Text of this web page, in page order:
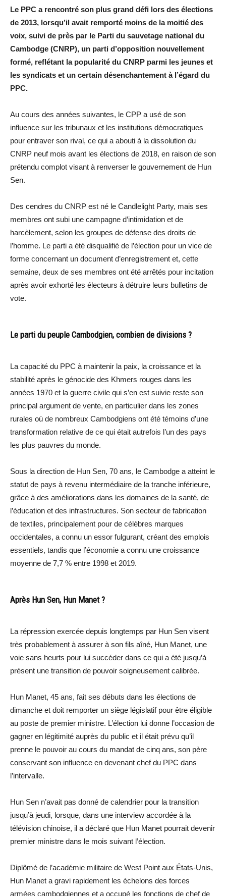
Le PPC a rencontré son plus grand défi lors des élections
de 2013, lorsqu’il avait remporté moins de la moitié des
voix, suivi de près par le Parti du sauvetage national du
Cambodge (CNRP), un parti d’opposition nouvellement
formé, reflétant la popularité du CNRP parmi les jeunes et
les syndicats et un certain désenchantement à l’égard du
PPC.
Au cours des années suivantes, le CPP a usé de son
influence sur les tribunaux et les institutions démocratiques
pour entraver son rival, ce qui a abouti à la dissolution du
CNRP neuf mois avant les élections de 2018, en raison de son
prétendu complot visant à renverser le gouvernement de Hun
Sen.
Des cendres du CNRP est né le Candlelight Party, mais ses
membres ont subi une campagne d’intimidation et de
harcèlement, selon les groupes de défense des droits de
l’homme. Le parti a été disqualifié de l’élection pour un vice de
forme concernant un document d’enregistrement et, cette
semaine, deux de ses membres ont été arrêtés pour incitation
après avoir exhorté les électeurs à détruire leurs bulletins de
vote.
Le parti du peuple Cambodgien, combien de divisions ?
La capacité du PPC à maintenir la paix, la croissance et la
stabilité après le génocide des Khmers rouges dans les
années 1970 et la guerre civile qui s’en est suivie reste son
principal argument de vente, en particulier dans les zones
rurales où de nombreux Cambodgiens ont été témoins d’une
transformation relative de ce qui était autrefois l’un des pays
les plus pauvres du monde.
Sous la direction de Hun Sen, 70 ans, le Cambodge a atteint le
statut de pays à revenu intermédiaire de la tranche inférieure,
grâce à des améliorations dans les domaines de la santé, de
l’éducation et des infrastructures. Son secteur de fabrication
de textiles, principalement pour de célèbres marques
occidentales, a connu un essor fulgurant, créant des emplois
essentiels, tandis que l’économie a connu une croissance
moyenne de 7,7 % entre 1998 et 2019.
Après Hun Sen, Hun Manet ?
La répression exercée depuis longtemps par Hun Sen visent
très probablement à assurer à son fils aîné, Hun Manet, une
voie sans heurts pour lui succéder dans ce qui a été jusqu’à
présent une transition de pouvoir soigneusement calibrée.
Hun Manet, 45 ans, fait ses débuts dans les élections de
dimanche et doit remporter un siège législatif pour être éligible
au poste de premier ministre. L’élection lui donne l’occasion de
gagner en légitimité auprès du public et il était prévu qu’il
prenne le pouvoir au cours du mandat de cinq ans, son père
conservant son influence en devenant chef du PPC dans
l’intervalle.
Hun Sen n’avait pas donné de calendrier pour la transition
jusqu’à jeudi, lorsque, dans une interview accordée à la
télévision chinoise, il a déclaré que Hun Manet pourrait devenir
premier ministre dans le mois suivant l’élection.
Diplômé de l’académie militaire de West Point aux États-Unis,
Hun Manet a gravi rapidement les échelons des forces
armées cambodgiennes et a occupé les fonctions de chef de